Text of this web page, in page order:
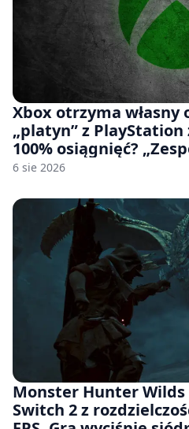
Xbox otrzyma
„platyn” z
100% osiągnięć?
czymś, co ma się
6 sie 2026
Monster Hunter
Switch 2 z